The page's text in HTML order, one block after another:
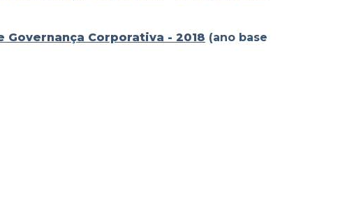
Corporativa - 2018 (ano base